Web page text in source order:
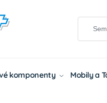
komponenty Mobily a